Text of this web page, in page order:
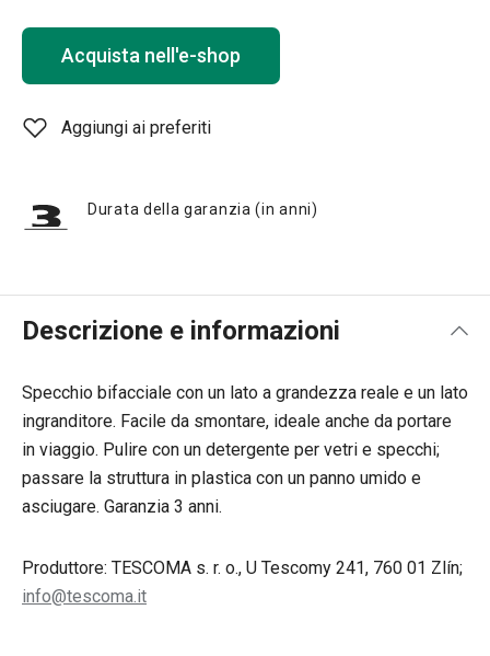
Acquista nell'e-shop
Aggiungi ai preferiti
Durata della garanzia (in anni)
Descrizione e informazioni
Specchio bifacciale con un lato a grandezza reale e un lato
ingranditore. Facile da smontare, ideale anche da portare
in viaggio. Pulire con un detergente per vetri e specchi;
passare la struttura in plastica con un panno umido e
asciugare. Garanzia 3 anni.
Produttore: TESCOMA s. r. o., U Tescomy 241, 760 01 Zlín;
info@tescoma.it